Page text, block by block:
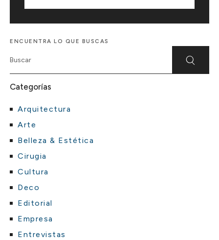
ENCUENTRA LO QUE BUSCAS
Categorías
Arquitectura
Arte
Belleza & Estética
Cirugia
Cultura
Deco
Editorial
Empresa
Entrevistas